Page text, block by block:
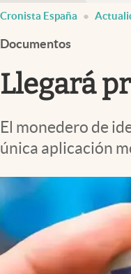
Cronista España
Documentos
Llegará
El monedero de
única aplicación